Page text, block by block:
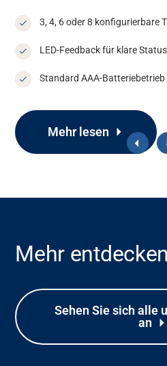
Über uns
3, 4, 6 oder 8 konfigurierbare
LED-Feedback für klare
Standard AAA-Batteriebetrieb
Mehr lesen
Mehr entdecken
Sehen Sie sich alle
an